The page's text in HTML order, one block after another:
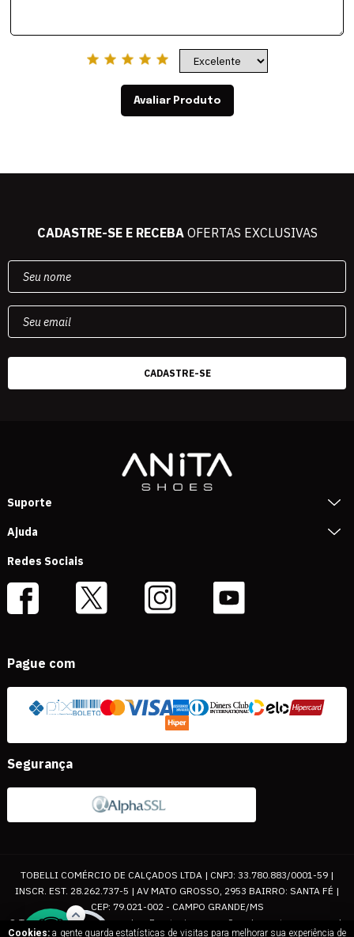
Avaliar Produto
CADASTRE-SE E RECEBAOFERTAS EXCLUSIVAS
Suporte
Ajuda
Redes Sociais
Pague com
Segurança
TOBELLI COMÉRCIO DE CALÇADOS LTDA | CNPJ: 33.780.883/0001-59 |
INSCR. EST. 28.262.737-5 | AV MATO GROSSO, 2953 BAIRRO: SANTA FÉ |
CEP: 79.021-002 - CAMPO GRANDE/MS
© Todos os direitos reservados. Eventuais promoções, descontos e prazos de
Cookies: a gente guarda estatísticas de visitas para melhorar sua experiência de